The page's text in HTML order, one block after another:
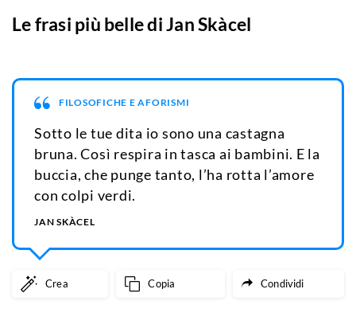
Le frasi più belle diJan Skàcel
FILOSOFICHE E AFORISMI
Sotto le tue dita io sono una castagna
bruna. Così respira in tasca ai bambini. E la
buccia, che punge tanto, l’ha rotta l’amore
con colpi verdi.
JAN SKÀCEL
Crea Copia Condividi